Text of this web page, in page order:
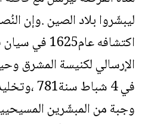
ليبشّروا بلاد الصين .وإن
اكتشافه
الإرسالي لكنيسة المشرق
في 4 شباط
وجبة من المبشّرين